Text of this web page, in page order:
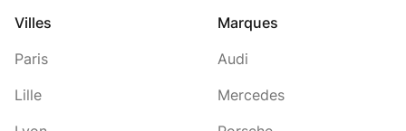
Villes
Paris
Lille
Marques
Audi
Mercedes